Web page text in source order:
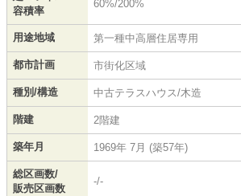
容積率
60%/200%
用途地域 第一種中高層住居専用
都市計画 市街化区域
種別/構造 中古テラスハウス/木造
階建 2階建
築年月 1969年 7月 (築57年)
総区画数/
販売区画数
-/-